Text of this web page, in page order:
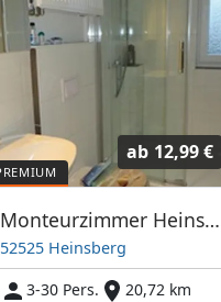
ab 12,99 €
Monteurzimmer Heinsberg
52525 Heinsberg
3-30 Pers.
20,72 km